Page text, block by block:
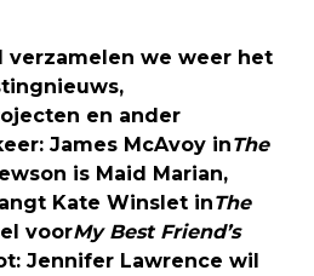
verzamelen we weer het
en ander
James McAvoy inThe
is Maid Marian,
Kate Winslet inThe
voorMy Best Friend’s
Jennifer Lawrence wil